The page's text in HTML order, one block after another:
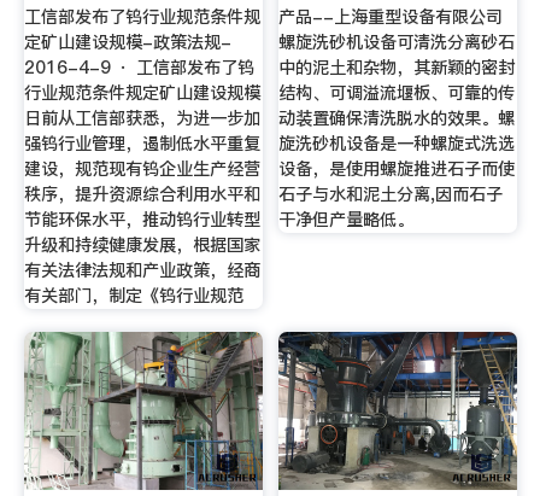
工信部发布了钨行业规范条件规
定矿山建设规模-政策法规-
2016-4-9 · 工信部发布了钨
行业规范条件规定矿山建设规模
日前从工信部获悉，为进一步加
强钨行业管理，遏制低水平重复
建设，规范现有钨企业生产经营
秩序，提升资源综合利用水平和
节能环保水平，推动钨行业转型
升级和持续健康发展，根据国家
有关法律法规和产业政策，经商
有关部门，制定《钨行业规范
产品--上海重型设备有限公司
螺旋洗砂机设备可清洗分离砂石
中的泥土和杂物，其新颖的密封
结构、可调溢流堰板、可靠的传
动装置确保清洗脱水的效果。螺
旋洗砂机设备是一种螺旋式洗选
设备，是使用螺旋推进石子而使
石子与水和泥土分离,因而石子
干净但产量略低。